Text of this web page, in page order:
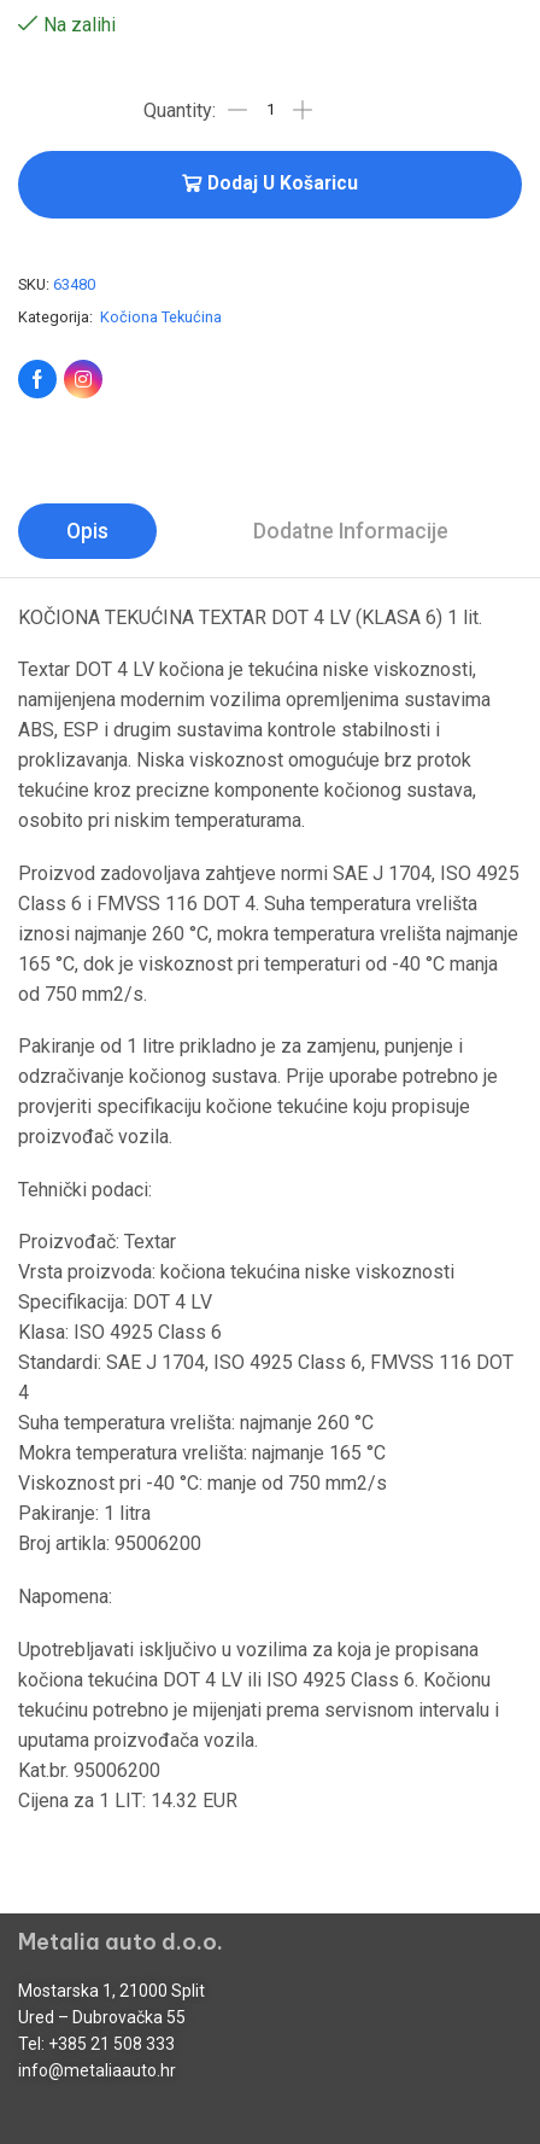
Na zalihi
Dodaj U Košaricu
SKU: 63480
Kategorija: Kočiona Tekućina
Opis Dodatne Informacije
KOČIONA TEKUĆINA TEXTAR DOT 4 LV (KLASA 6) 1 lit.
Textar DOT 4 LV kočiona je tekućina niske viskoznosti,
namijenjena modernim vozilima opremljenima sustavima
ABS, ESP i drugim sustavima kontrole stabilnosti i
proklizavanja. Niska viskoznost omogućuje brz protok
tekućine kroz precizne komponente kočionog sustava,
osobito pri niskim temperaturama.
Proizvod zadovoljava zahtjeve normi SAE J 1704, ISO 4925
Class 6 i FMVSS 116 DOT 4. Suha temperatura vrelišta
iznosi najmanje 260 °C, mokra temperatura vrelišta najmanje
165 °C, dok je viskoznost pri temperaturi od -40 °C manja
od 750 mm2/s.
Pakiranje od 1 litre prikladno je za zamjenu, punjenje i
odzračivanje kočionog sustava. Prije uporabe potrebno je
provjeriti specifikaciju kočione tekućine koju propisuje
proizvođač vozila.
Tehnički podaci:
Proizvođač: Textar
Vrsta proizvoda: kočiona tekućina niske viskoznosti
Specifikacija: DOT 4 LV
Klasa: ISO 4925 Class 6
Standardi: SAE J 1704, ISO 4925 Class 6, FMVSS 116 DOT
4
Suha temperatura vrelišta: najmanje 260 °C
Mokra temperatura vrelišta: najmanje 165 °C
Viskoznost pri -40 °C: manje od 750 mm2/s
Pakiranje: 1 litra
Broj artikla: 95006200
Napomena:
Upotrebljavati isključivo u vozilima za koja je propisana
kočiona tekućina DOT 4 LV ili ISO 4925 Class 6. Kočionu
tekućinu potrebno je mijenjati prema servisnom intervalu i
uputama proizvođača vozila.
Kat.br. 95006200
Cijena za 1 LIT: 14.32 EUR
Metalia auto d.o.o.
Mostarska 1, 21000 Split
Ured – Dubrovačka 55
Tel: +385 21 508 333
info@metaliaauto.hr